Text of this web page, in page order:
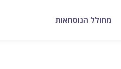
מחולל הנוסחאות